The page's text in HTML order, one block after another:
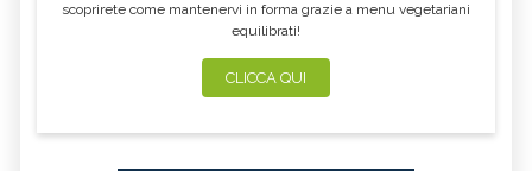
SELF CONFIDENCE, IL FIORE
AUSTRALIANO
LITTLE FLANNEL FLOWER, IL FIORE
scoprirete come mantenervi in forma grazie a menu vegetariani
equilibrati!
CLICCA QUI